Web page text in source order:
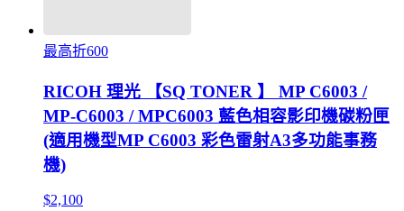
最高折600
RICOH 理光 【SQ TONER 】 MP C6003 /
MP-C6003 / MPC6003 藍色相容影印機碳粉匣
(適用機型MP C6003 彩色雷射A3多功能事務
機)
$2,100